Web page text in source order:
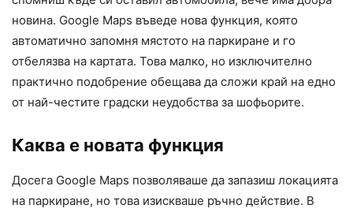
новина. Google Maps въведе нова функция, която
автоматично запомня мястото на паркиране и го
отбелязва на картата. Това малко, но изключително
практично подобрение обещава да сложи край на едно
от най-честите градски неудобства за шофьорите.
Каква е новата функция
Досега Google Maps позволяваше да запазиш локацията
на паркиране, но това изискваше ръчно действие. В